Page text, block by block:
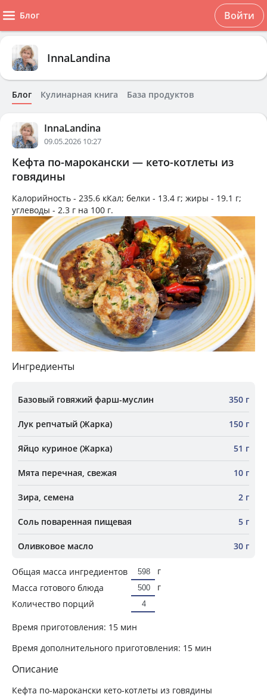
Блог Войти
InnaLandina
Блог Кулинарная книга База продуктов
InnaLandina
09.05.2026 10:27
Кефта по-марокански — кето-котлеты из
говядины
Калорийность - 235.6 кКал; белки - 13.4 г; жиры - 19.1 г;
углеводы - 2.3 г на 100 г.
Ингредиенты
Базовый говяжий фарш-муслин 350 г
Лук репчатый (Жарка) 150 г
Яйцо куриное (Жарка) 51 г
Мята перечная, свежая 10 г
Зира, семена 2 г
Соль поваренная пищевая 5 г
Оливковое масло 30 г
Общая масса ингредиентов
г
Масса готового блюда
г
Количество порций
Время приготовления: 15 мин
Время дополнительного приготовления: 15 мин
Описание
Кефта по-марокански кето-котлеты из говядины